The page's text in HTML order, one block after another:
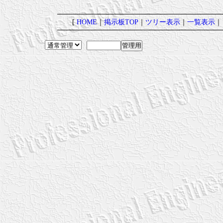
[HOME｜掲示板TOP｜ ツリー表示｜一覧表示｜